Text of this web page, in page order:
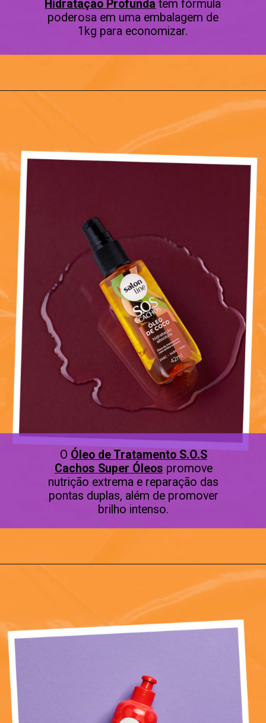
Hidratação Profunda tem fórmula
poderosa em uma embalagem de
1kg para economizar.
O Óleo de Tratamento S.O.S
Cachos Super Óleos promove
nutrição extrema e reparação das
pontas duplas, além de promover
brilho intenso.